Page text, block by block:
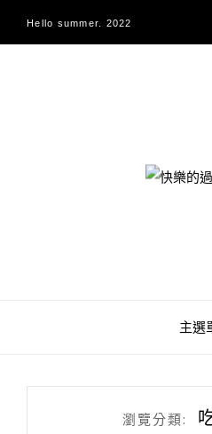
Hello summer. 2022
快
主選
瀏覽分類: